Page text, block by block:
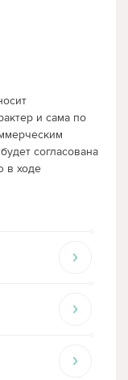
и сама по
согласована
в ходе